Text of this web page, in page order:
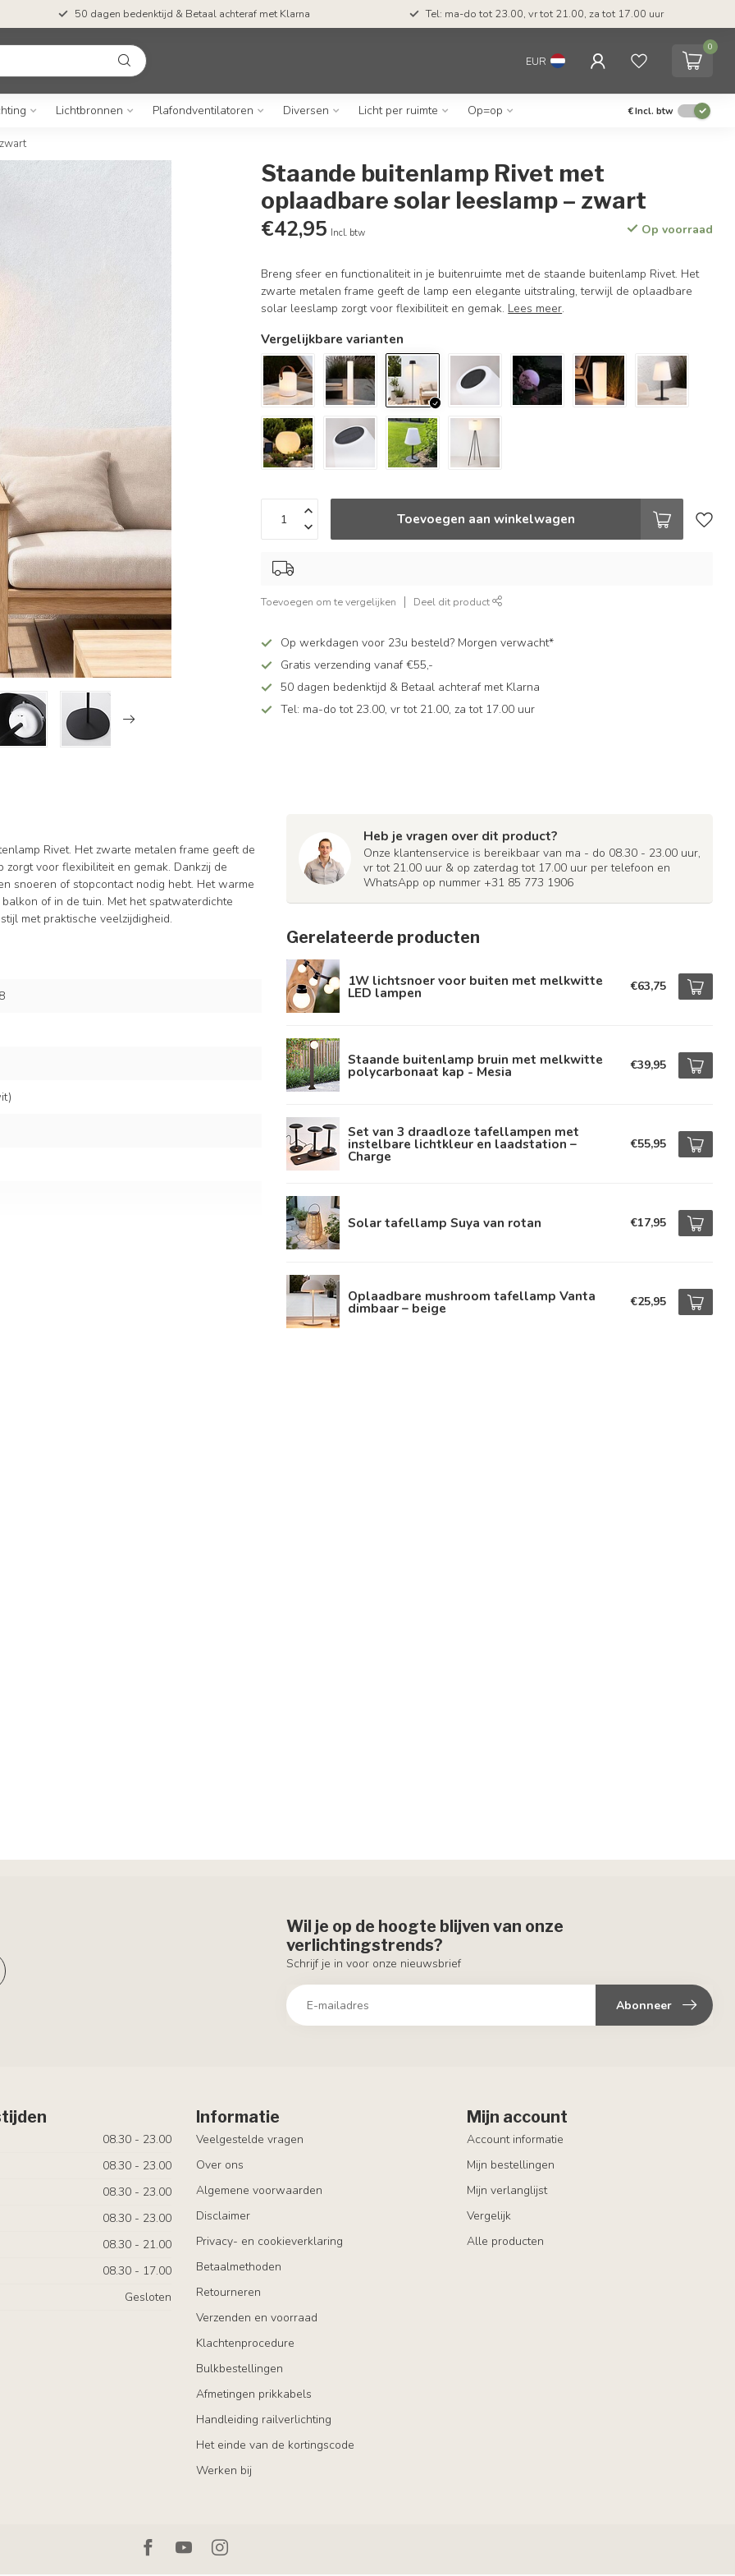
50 dagen bedenktijd & Betaal achteraf met Klarna Tel: ma-do tot 23.00, vr tot 21.00, za tot 17.00 uur
EUR
0
Lichtbronnen Plafondventilatoren Diversen Licht per ruimte Op=op €Incl. btw
Staande buitenlamp Rivet met
oplaadbare solar leeslamp – zwart
€42,95 Incl. btw Op voorraad
Breng sfeer en functionaliteit in je buitenruimte met de staande buitenlamp Rivet. Het
zwarte metalen frame geeft de lamp een elegante uitstraling, terwijl de oplaadbare
solar leeslamp zorgt voor flexibiliteit en gemak. Lees meer.
Vergelijkbare varianten
Toevoegen aan winkelwagen
Toevoegen om te vergelijken Deel dit product
Op werkdagen voor 23u besteld? Morgen verwacht*
Gratis verzending vanaf €55,-
50 dagen bedenktijd & Betaal achteraf met Klarna
Tel: ma-do tot 23.00, vr tot 21.00, za tot 17.00 uur
Rivet. Het zwarte metalen frame geeft de
voor flexibiliteit en gemak. Dankzij de
snoeren of stopcontact nodig hebt. Het warme
of in de tuin. Met het spatwaterdichte
met praktische veelzijdigheid.
Heb je vragen over dit product?
Onze klantenservice is bereikbaar van ma - do 08.30 - 23.00 uur,
vr tot 21.00 uur & op zaterdag tot 17.00 uur per telefoon en
WhatsApp op nummer +31 85 773 1906
Gerelateerde producten
1W lichtsnoer voor buiten met melkwitte
LED lampen €63,75
Staande buitenlamp bruin met melkwitte
polycarbonaat kap - Mesia €39,95
Set van 3 draadloze tafellampen met
instelbare lichtkleur en laadstation –
Charge
€55,95
Solar tafellamp Suya van rotan €17,95
Oplaadbare mushroom tafellamp Vanta
dimbaar – beige €25,95
Wil je op de hoogte blijven van onze
verlichtingstrends?
Schrijf je in voor onze nieuwsbrief
Abonneer
08.30 - 23.00
08.30 - 23.00
08.30 - 23.00
08.30 - 23.00
08.30 - 21.00
08.30 - 17.00
Gesloten
Informatie
Veelgestelde vragen
Over ons
Algemene voorwaarden
Disclaimer
Privacy- en cookieverklaring
Betaalmethoden
Retourneren
Verzenden en voorraad
Klachtenprocedure
Bulkbestellingen
Afmetingen prikkabels
Handleiding railverlichting
Het einde van de kortingscode
Werken bij
Mijn account
Account informatie
Mijn bestellingen
Mijn verlanglijst
Vergelijk
Alle producten